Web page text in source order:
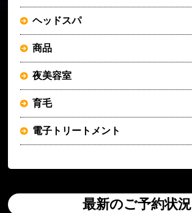
ヘッドスパ
商品
夜美容室
育毛
電子トリートメント
最新のご予約状況